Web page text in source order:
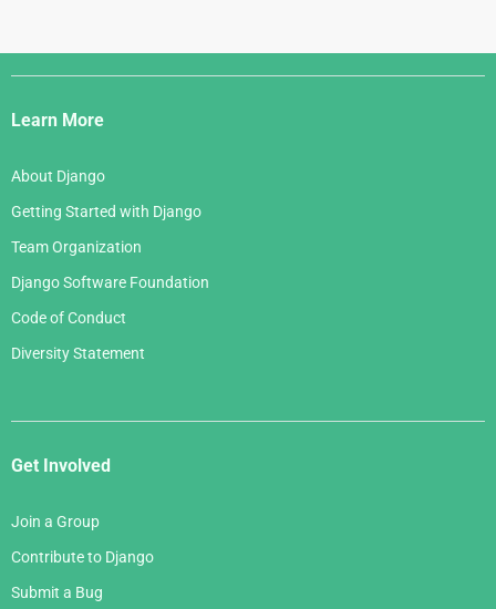
Django
Links
Learn More
About Django
Getting Started with Django
Team Organization
Django Software Foundation
Code of Conduct
Diversity Statement
Get Involved
Join a Group
Contribute to Django
Submit a Bug